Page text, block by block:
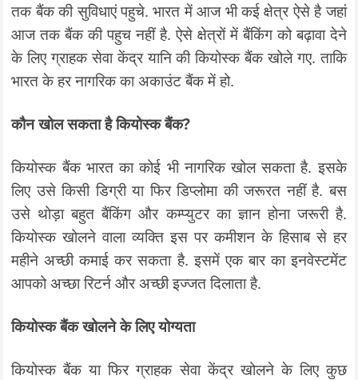
तक बैंक की सुविधाएं पहुचे. भारत में आज भी कई क्षेत्र ऐसे है जहां
आज तक बैंक की पहुच नहीं है. ऐसे क्षेत्रों में बैंकिंग को बढ़ावा देने
के लिए ग्राहक सेवा केंद्र यानि की कियोस्क बैंक खोले गए. ताकि
भारत के हर नागरिक का अकाउंट बैंक में हो.
कौन खोल सकता है कियोस्क बैंक?
कियोस्क बैंक भारत का कोई भी नागरिक खोल सकता है. इसके
लिए उसे किसी डिग्री या फिर डिप्लोमा की जरूरत नहीं है. बस
उसे थोड़ा बहुत बैंकिंग और कम्प्युटर का ज्ञान होना जरूरी है.
कियोस्क खोलने वाला व्यक्ति इस पर कमीशन के हिसाब से हर
महीने अच्छी कमाई कर सकता है. इसमें एक बार का इनवेस्टमेंट
आपको अच्छा रिटर्न और अच्छी इज्जत दिलाता है.
कियोस्क बैंक खोलने के लिए योग्यता
कियोस्क बैंक या फिर ग्राहक सेवा केंद्र खोलने के लिए कुछ